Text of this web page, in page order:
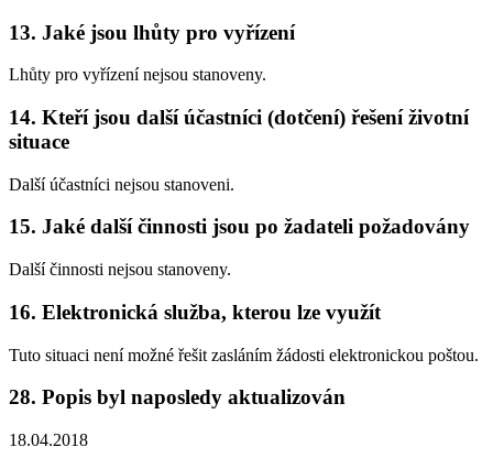
13. Jaké jsou lhůty pro vyřízení
Lhůty pro vyřízení nejsou stanoveny.
14. Kteří jsou další účastníci (dotčení) řešení životní
situace
Další účastníci nejsou stanoveni.
15. Jaké další činnosti jsou po žadateli požadovány
Další činnosti nejsou stanoveny.
16. Elektronická služba, kterou lze využít
Tuto situaci není možné řešit zasláním žádosti elektronickou poštou.
28. Popis byl naposledy aktualizován
18.04.2018